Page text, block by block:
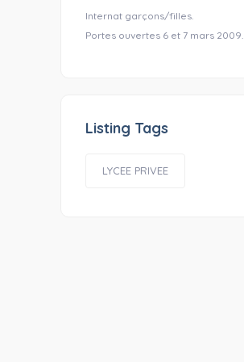
Internat garçons/filles.
Portes ouvertes 6 et 7 mars 2009.
Listing Tags
LYCEE PRIVEE